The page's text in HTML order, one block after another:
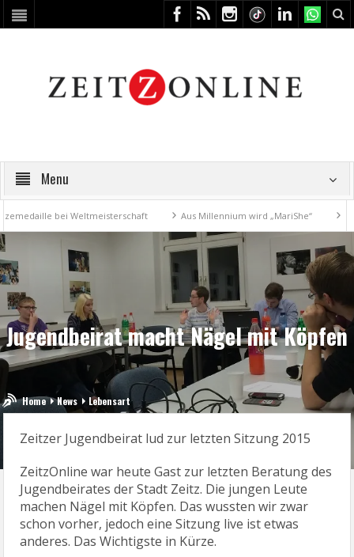
Menu
bei Weltmeisterschaft Aus Millennium wird „MariShe“ 4.
Jugendbeirat macht Nägel mit Köpfen
Home News Lebensart
Zeitzer Jugendbeirat lud zur letzten Sitzung 2015
ZeitzOnline war heute Gast zur letzten Beratung des
Jugendbeirates der Stadt Zeitz. Die jungen Leute
machen Nägel mit Köpfen. Das wussten wir zwar
schon vorher, jedoch eine Sitzung live ist etwas
anderes. Das Wichtigste in Kürze.